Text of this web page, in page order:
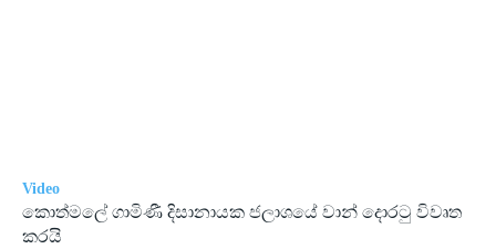
Video
කොත්මලේ ගාමිණී දිසානායක ජලාශයේ වාන් දොරටු විවෘත
කරයි